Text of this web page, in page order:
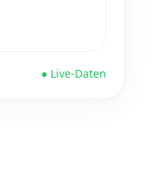
● Live-Daten